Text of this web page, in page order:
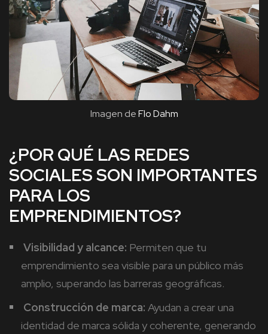
Imagen deFlo Dahm
¿POR QUÉ LAS REDES
SOCIALES SON IMPORTANTES
PARA LOS
EMPRENDIMIENTOS?
Visibilidad y alcance: Permiten que tu
emprendimiento sea visible para un público más
amplio, superando las barreras geográficas.
Construcción de marca: Ayudan a crear una
identidad de marca sólida y coherente, generando